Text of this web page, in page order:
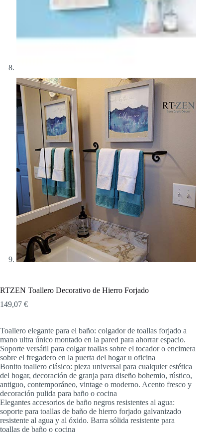
RTZEN Toallero Decorativo de Hierro Forjado
149,07 €
Toallero elegante para el baño: colgador de toallas forjado a
mano ultra único montado en la pared para ahorrar espacio.
Soporte versátil para colgar toallas sobre el tocador o encimera
sobre el fregadero en la puerta del hogar u oficina
Bonito toallero clásico: pieza universal para cualquier estética
del hogar, decoración de granja para diseño bohemio, rústico,
antiguo, contemporáneo, vintage o moderno. Acento fresco y
decoración pulida para baño o cocina
Elegantes accesorios de baño negros resistentes al agua:
soporte para toallas de baño de hierro forjado galvanizado
resistente al agua y al óxido. Barra sólida resistente para
toallas de baño o cocina